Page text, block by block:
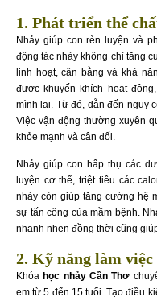
1. Phát triển thể
Nhảy giúp con rèn luyện và
động tác nhảy không chỉ tăng
linh hoạt, cân bằng và khả
được khuyến khích hoạt
mình lại. Từ đó, dẫn đến nguy
Việc vận động thường xuyên
khỏe mạnh và cân đối.
Nhảy giúp con hấp thụ các
luyện cơ thể, triệt tiêu các
nhảy còn giúp tăng cường hệ
sự tấn công của mầm bệnh.
nhanh nhẹn đồng thời cũng
2. Kỹ năng làm việc
Khóa học nhảy Cần Thơ
em từ 5 đến 15 tuổi. Tạo điều